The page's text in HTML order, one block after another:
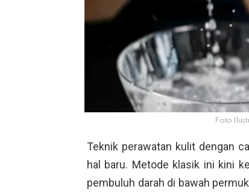
Foto
Teknik perawatan kulit dengan
hal baru. Metode klasik ini kini
pembuluh darah di bawah